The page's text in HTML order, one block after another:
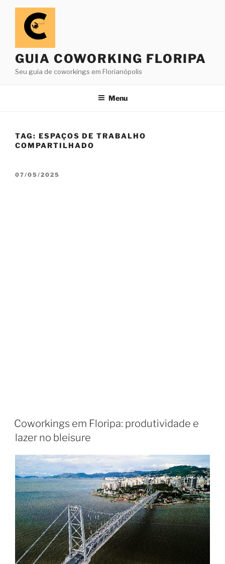
Pular
conteúdo
GUIA COWORKING FLORIPA
Seu guia de coworkings em Florianópolis
Menu
TAG: ESPAÇOS DE TRABALHO
COMPARTILHADO
PUBLICADO
07/05/2025
Coworkings em Floripa: produtividade e
lazer no bleisure